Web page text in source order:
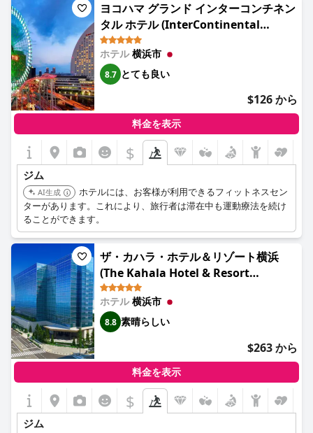
ヨコハマ グランド インターコンチネン
タル ホテル (InterContinental
Yokohama Grand by IHG)
ホテル横浜市
8.7 とても良い
$126 から
料金を表示
$
ジム
AI生成
ホテルには、お客様が利用できるフィットネスセン
ターがあります。これにより、旅行者は滞在中も運動療法を続け
ることができます。
ザ・カハラ・ホテル＆リゾート横浜
(The Kahala Hotel & Resort
Yokohama)
ホテル横浜市
8.8 素晴らしい
$263 から
料金を表示
$
ジム